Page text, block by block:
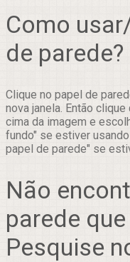
Como
de parede?
Clique no papel de
nova janela. Então
cima da imagem e
fundo" se estiver
papel de parede" se
Não
parede
Pesquise